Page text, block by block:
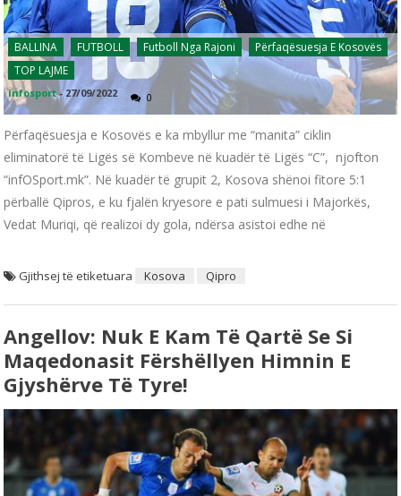
BALLINA FUTBOLL Futboll Nga Rajoni
Përfaqësuesja E Kosovës
TOP LAJME
infosport -27/09/2022 0
Përfaqësuesja e Kosovës e ka mbyllur me “manita” ciklin
eliminatorë të Ligës së Kombeve në kuadër të Ligës “C”, njofton
“infOSport.mk”. Në kuadër të grupit 2, Kosova shënoi fitore 5:1
përballë Qipros, e ku fjalën kryesore e pati sulmuesi i Majorkës,
Vedat Muriqi, që realizoi dy gola, ndërsa asistoi edhe në
Gjithsej të etiketuara Kosova Qipro
Angellov: Nuk E Kam Të Qartë Se Si
Maqedonasit Fërshëllyen Himnin E
Gjyshërve Të Tyre!